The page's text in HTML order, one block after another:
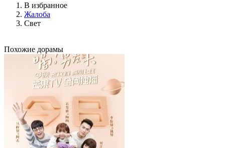
В избранное
Жалоба
Свет
Похожие дорамы